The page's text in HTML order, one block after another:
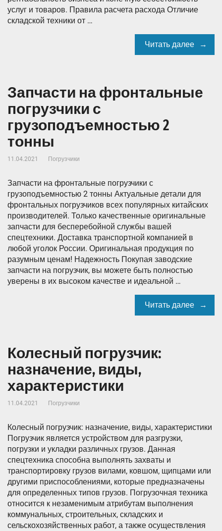
услуг и товаров. Правила расчета расхода Отличие
складской техники от …
Читать далее
Запчасти на фронтальные
погрузчики с
грузоподъемностью 2
тонны
11.04.2021 Погрузчики
Запчасти на фронтальные погрузчики с
грузоподъемностью 2 тонны Актуальные детали для
фронтальных погрузчиков всех популярных китайских
производителей. Только качественные оригинальные
запчасти для бесперебойной службы вашей
спецтехники. Доставка транспортной компанией в
любой уголок России. Оригинальная продукция по
разумным ценам! Надежность Покупая заводские
запчасти на погрузчик, вы можете быть полностью
уверены в их высоком качестве и идеальной …
Читать далее
Колесный погрузчик:
назначение, виды,
характеристики
11.04.2021 Погрузчики
Колесный погрузчик: назначение, виды, характеристики
Погрузчик является устройством для разгрузки,
погрузки и укладки различных грузов. Данная
спецтехника способна выполнять захваты и
транспортировку грузов вилами, ковшом, щипцами или
другими приспособлениями, которые предназначены
для определенных типов грузов. Погрузочная техника
относится к незаменимым атрибутам выполнения
коммунальных, строительных, складских и
сельскохозяйственных работ, а также осуществления